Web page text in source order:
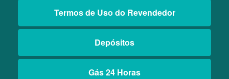
Termos de Uso do Revendedor
Depósitos
Gás 24 Horas